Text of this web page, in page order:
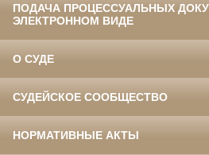
ПОДАЧА ПРОЦЕССУАЛЬНЫХ
ЭЛЕКТРОННОМ ВИДЕ
О СУДЕ
СУДЕЙСКОЕ СООБЩЕСТВО
НОРМАТИВНЫЕ АКТЫ